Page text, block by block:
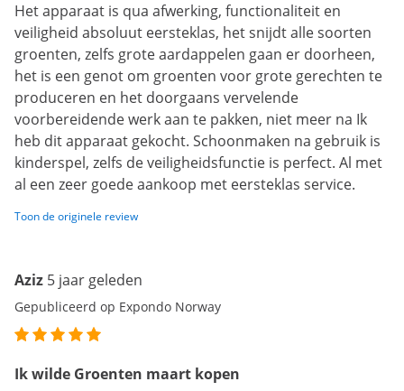
Het apparaat is qua afwerking, functionaliteit en
veiligheid absoluut eersteklas, het snijdt alle soorten
groenten, zelfs grote aardappelen gaan er doorheen,
het is een genot om groenten voor grote gerechten te
produceren en het doorgaans vervelende
voorbereidende werk aan te pakken, niet meer na Ik
heb dit apparaat gekocht. Schoonmaken na gebruik is
kinderspel, zelfs de veiligheidsfunctie is perfect. Al met
al een zeer goede aankoop met eersteklas service.
Toon de originele review
Aziz 5 jaar geleden
Gepubliceerd op Expondo Norway
Ik wilde Groenten maart kopen